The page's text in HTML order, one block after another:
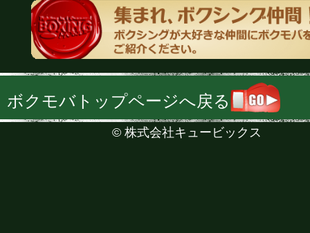
ボクモバトップページへ戻る
© 株式会社キュービックス